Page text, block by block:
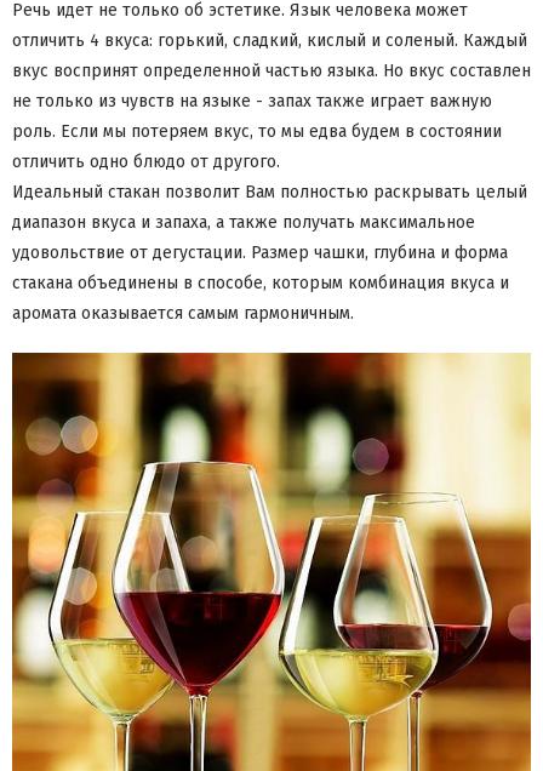
Речь идет не только об эстетике. Язык человека может
отличить 4 вкуса: горький, сладкий, кислый и соленый. Каждый
вкус воспринят определенной частью языка. Но вкус составлен
не только из чувств на языке - запах также играет важную
роль. Если мы потеряем вкус, то мы едва будем в состоянии
отличить одно блюдо от другого.
Идеальный стакан позволит Вам полностью раскрывать целый
диапазон вкуса и запаха, а также получать максимальное
удовольствие от дегустации. Размер чашки, глубина и форма
стакана объединены в способе, которым комбинация вкуса и
аромата оказывается самым гармоничным.